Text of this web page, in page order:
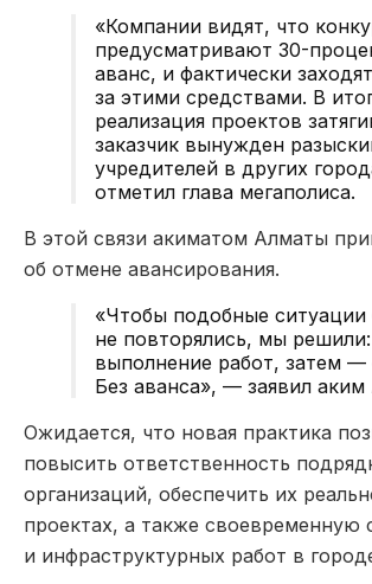
«Компании видят, что
предусматривают 30-
аванс, и фактически
за этими средствами. В
реализация проектов
заказчик вынужден
учредителей в других
отметил глава мегаполиса.
В этой связи акиматом Алматы
об отмене авансирования.
«Чтобы подобные ситуации
не повторялись, мы решили:
выполнение работ, затем —
Без аванса», — заявил
Ожидается, что новая практика
повысить ответственность
организаций, обеспечить их
проектах, а также своевременную
и инфраструктурных работ в